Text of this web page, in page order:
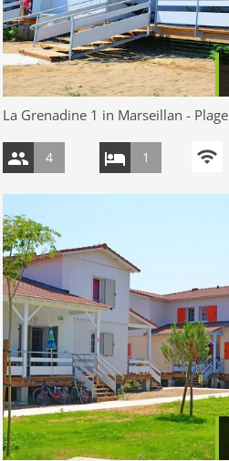
La Grenadine 1 in Marseillan - Plage
4 1